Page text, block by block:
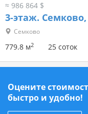
≈ 986 864 $
3-этаж. Семково,
Семково
779.8 м2 25 соток
Оцените
быстро и удобно!